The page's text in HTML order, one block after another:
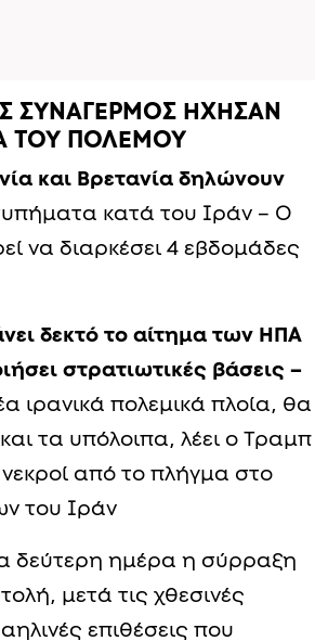
ΣΥΝΑΓΕΡΜΟΣ ΗΧΗΣΑΝ
ΤΟΥ ΠΟΛΕΜΟΥ
και Βρετανία δηλώνουν
κατά του Ιράν – Ο
να διαρκέσει 4 εβδομάδες
δεκτό το αίτημα των ΗΠΑ
στρατιωτικές βάσεις –
ιρανικά πολεμικά πλοία, θα
τα υπόλοιπα, λέει ο Τραμπ
νεκροί από το πλήγμα στο
του Ιράν
δεύτερη ημέρα η σύρραξη
μετά τις χθεσινές
επιθέσεις που